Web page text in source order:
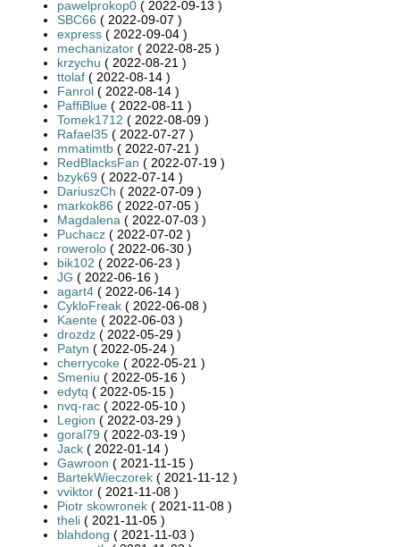
pawelprokop0 ( 2022-09-13 )
SBC66 ( 2022-09-07 )
express ( 2022-09-04 )
mechanizator ( 2022-08-25 )
krzychu ( 2022-08-21 )
ttolaf ( 2022-08-14 )
Fanrol ( 2022-08-14 )
PaffiBlue ( 2022-08-11 )
Tomek1712 ( 2022-08-09 )
Rafael35 ( 2022-07-27 )
mmatimtb ( 2022-07-21 )
RedBlacksFan ( 2022-07-19 )
bzyk69 ( 2022-07-14 )
DariuszCh ( 2022-07-09 )
markok86 ( 2022-07-05 )
Magdalena ( 2022-07-03 )
Puchacz ( 2022-07-02 )
rowerolo ( 2022-06-30 )
bik102 ( 2022-06-23 )
JG ( 2022-06-16 )
agart4 ( 2022-06-14 )
CykloFreak ( 2022-06-08 )
Kaente ( 2022-06-03 )
drozdz ( 2022-05-29 )
Patyn ( 2022-05-24 )
cherrycoke ( 2022-05-21 )
Smeniu ( 2022-05-16 )
edytq ( 2022-05-15 )
nvq-rac ( 2022-05-10 )
Legion ( 2022-03-29 )
goral79 ( 2022-03-19 )
Jack ( 2022-01-14 )
Gawroon ( 2021-11-15 )
BartekWieczorek ( 2021-11-12 )
vviktor ( 2021-11-08 )
Piotr skowronek ( 2021-11-08 )
theli ( 2021-11-05 )
blahdong ( 2021-11-03 )